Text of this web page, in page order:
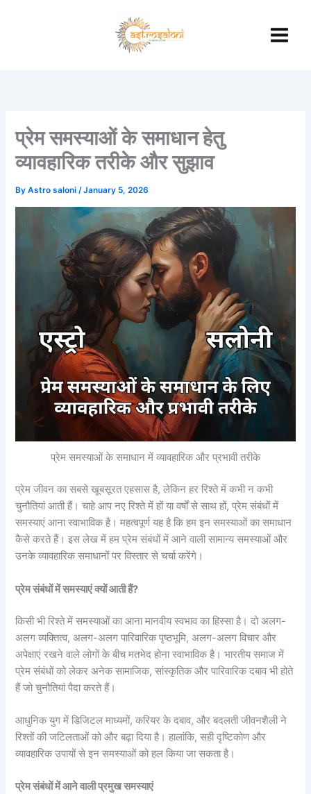
प्रेम समस्याओं के समाधान हेतु
व्यावहारिक तरीके और सुझाव
ByAstro saloni/January 5, 2026
प्रेम समस्याओं के समाधान में व्यावहारिक और प्रभावी तरीके
प्रेम जीवन का सबसे खूबसूरत एहसास है, लेकिन हर रिश्ते में कभी न कभी
चुनौतियां आती हैं। चाहे आप नए रिश्ते में हों या वर्षों से साथ हों, प्रेम संबंधों में
समस्याएं आना स्वाभाविक है। महत्वपूर्ण यह है कि हम इन समस्याओं का समाधान
कैसे करते हैं। इस लेख में हम प्रेम संबंधों में आने वाली सामान्य समस्याओं और
उनके व्यावहारिक समाधानों पर विस्तार से चर्चा करेंगे।
प्रेम संबंधों में समस्याएं क्यों आती हैं?
किसी भी रिश्ते में समस्याओं का आना मानवीय स्वभाव का हिस्सा है। दो अलग-
अलग व्यक्तित्व, अलग-अलग पारिवारिक पृष्ठभूमि, अलग-अलग विचार और
अपेक्षाएं रखने वाले लोगों के बीच मतभेद होना स्वाभाविक है। भारतीय समाज में
प्रेम संबंधों को लेकर अनेक सामाजिक, सांस्कृतिक और पारिवारिक दबाव भी होते
हैं जो चुनौतियां पैदा करते हैं।
आधुनिक युग में डिजिटल माध्यमों, करियर के दबाव, और बदलती जीवनशैली ने
रिश्तों की जटिलताओं को और बढ़ा दिया है। हालांकि, सही दृष्टिकोण और
व्यावहारिक उपायों से इन समस्याओं को हल किया जा सकता है।
प्रेम संबंधों में आने वाली प्रमुख समस्याएं